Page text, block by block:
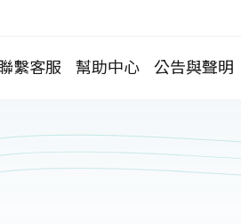
繫客服 幫助中心 公告與聲明